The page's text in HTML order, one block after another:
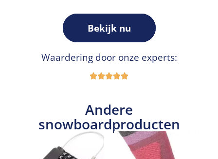
Bekijk nu
Waardering door onze experts:
Andere
snowboardproducten